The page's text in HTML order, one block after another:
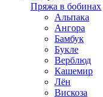
Пряжа в бобинах
Альпака
Ангора
Бамбук
Букле
Верблюд
Кашемир
Лён
Вискоза